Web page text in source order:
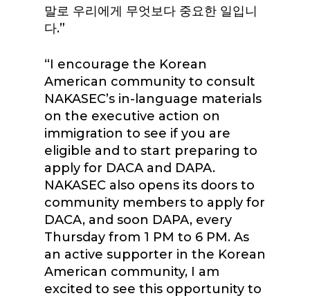
말로 우리에게 무엇보다 중요한 일입니
다.”
“I encourage the Korean
American community to consult
NAKASEC’s in-language materials
on the executive action on
immigration to see if you are
eligible and to start preparing to
apply for DACA and DAPA.
NAKASEC also opens its doors to
community members to apply for
DACA, and soon DAPA, every
Thursday from 1 PM to 6 PM. As
an active supporter in the Korean
American community, I am
excited to see this opportunity to